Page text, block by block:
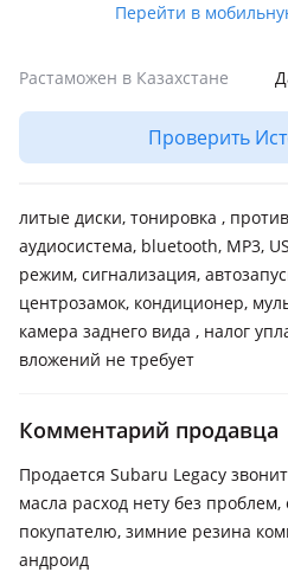
Перейти в
Растаможен в Казахстане
Проверить
литые диски, тонировка ,
аудиосистема, bluetooth, MP3,
режим, сигнализация,
центрозамок, кондиционер,
камера заднего вида , налог
вложений не требует
Комментарий продавца
Продается Subaru Legacy
масла расход нету без
покупателю, зимние резина
андроид